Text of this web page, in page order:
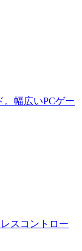
。幅広いPCゲー
スコントロー